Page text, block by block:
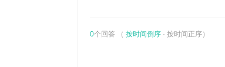
0个回答 （ 按时间倒序 · 按时间正序）